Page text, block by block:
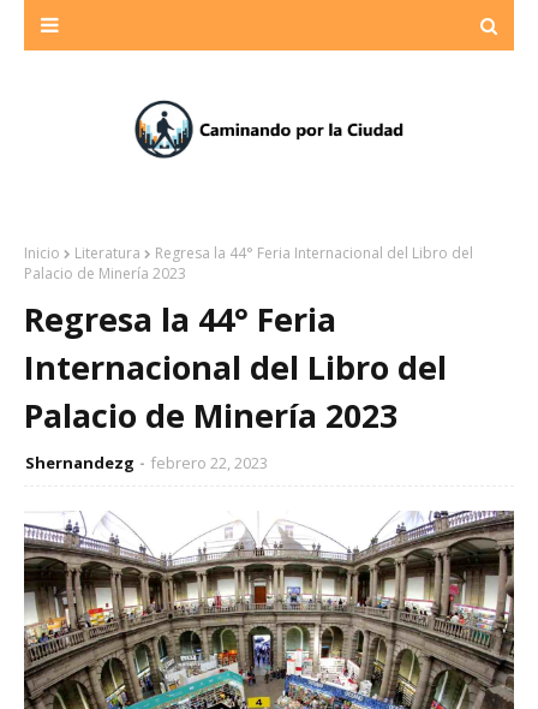
Inicio Literatura
Regresa la 44° Feria Internacional del Libro del
Palacio de Minería 2023
Regresa la 44° Feria
Internacional del Libro del
Palacio de Minería 2023
Shernandezg febrero 22, 2023